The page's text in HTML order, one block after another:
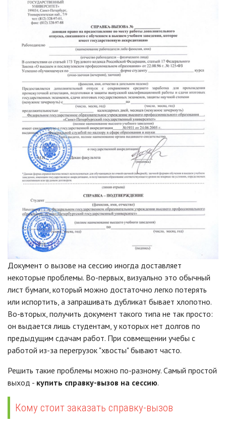
Документ о вызове на сессию иногда доставляет
некоторые проблемы. Во-первых, визуально это обычный
лист бумаги, который можно достаточно легко потерять
или испортить, а запрашивать дубликат бывает хлопотно.
Во-вторых, получить документ такого типа не так просто:
он выдается лишь студентам, у которых нет долгов по
предыдущим сдачам работ. При совмещении учебы с
работой из-за перегрузок "хвосты" бывают часто.
Решить такие проблемы можно по-разному. Самый простой
выход - купить справку-вызов на сессию.
Кому стоит заказать справку-вызов